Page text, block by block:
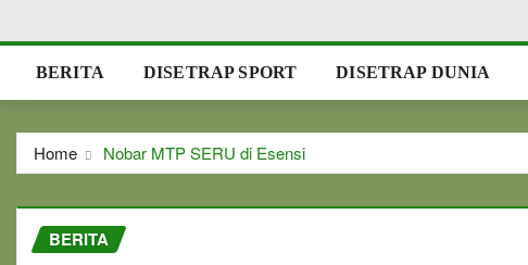
BERITA DISETRAP SPORT DISETRAP DUNIA
Home Nobar MTP SERU di Esensi
BERITA